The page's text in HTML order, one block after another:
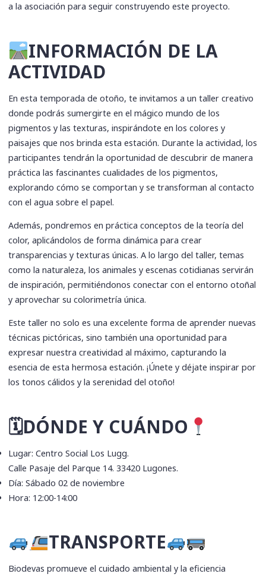
a la asociación para seguir construyendo este proyecto.
INFORMACIÓN DE LA
ACTIVIDAD
En esta temporada de otoño, te invitamos a un taller creativo
donde podrás sumergirte en el mágico mundo de los
pigmentos y las texturas, inspirándote en los colores y
paisajes que nos brinda esta estación. Durante la actividad, los
participantes tendrán la oportunidad de descubrir de manera
práctica las fascinantes cualidades de los pigmentos,
explorando cómo se comportan y se transforman al contacto
con el agua sobre el papel.
Además, pondremos en práctica conceptos de la teoría del
color, aplicándolos de forma dinámica para crear
transparencias y texturas únicas. A lo largo del taller, temas
como la naturaleza, los animales y escenas cotidianas servirán
de inspiración, permitiéndonos conectar con el entorno otoñal
y aprovechar su colorimetría única.
Este taller no solo es una excelente forma de aprender nuevas
técnicas pictóricas, sino también una oportunidad para
expresar nuestra creatividad al máximo, capturando la
esencia de esta hermosa estación. ¡Únete y déjate inspirar por
los tonos cálidos y la serenidad del otoño!
🗓DÓNDE Y CUÁNDO
Lugar: Centro Social Los Lugg.
Calle Pasaje del Parque 14. 33420 Lugones.
Día: Sábado 02 de noviembre
Hora: 12:00-14:00
TRANSPORTE
Biodevas promueve el cuidado ambiental y la eficiencia